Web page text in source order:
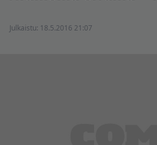
Julkaistu: 18.5.2016 21:07